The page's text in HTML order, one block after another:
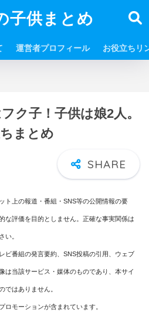
子供まとめ
運営者プロフィール お役立ちリ
ク子！子供は娘2人。
まとめ
ト上の報道・番組・SNS等の公開情報の要
な評価を目的としません。正確な事実関係は
い。
ビ番組の発言要約、SNS投稿の引用、ウェブ
は当該サービス・媒体のものであり、本サイ
ではありません。
モーションが含まれています。